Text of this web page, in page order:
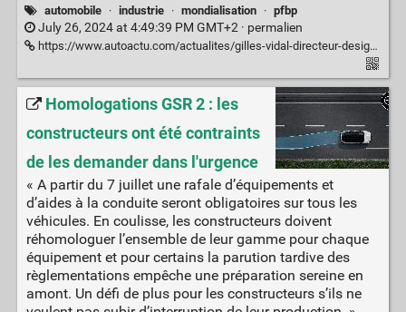
automobile · industrie · mondialisation · pfbp
July 26, 2024 at 4:49:39 PM GMT+2 · permalien
https://www.autoactu.com/actualites/gilles-vidal-directeur-design-renault-je-ne-crois-pas-qu-une-voiture-internationale-puisse-exister
Homologations GSR 2 : les
constructeurs ont été contraints
de les demander dans l'urgence
« A partir du 7 juillet une rafale d’équipements et
d’aides à la conduite seront obligatoires sur tous les
véhicules. En coulisse, les constructeurs doivent
réhomologuer l’ensemble de leur gamme pour chaque
équipement et pour certains la parution tardive des
règlementations empêche une préparation sereine en
amont. Un défi de plus pour les constructeurs s’ils ne